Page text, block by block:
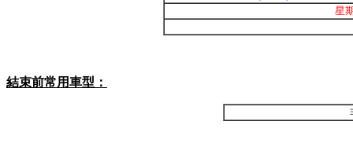
星
結束前常用車型：